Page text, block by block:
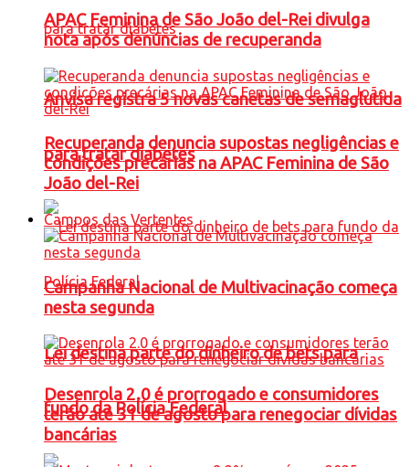
Anvisa registra 5 novas canetas de semaglutida
para tratar diabetes
Lei destina parte do dinheiro de bets para
fundo da Polícia Federal
APAC Feminina de São João del-Rei divulga
nota após denúncias de recuperanda
Recuperanda denuncia supostas negligências e
condições precárias na APAC Feminina de São
João del-Rei
Campos das Vertentes
Campanha Nacional de Multivacinação começa
nesta segunda
Desenrola 2.0 é prorrogado e consumidores
terão até 31 de agosto para renegociar dívidas
bancárias